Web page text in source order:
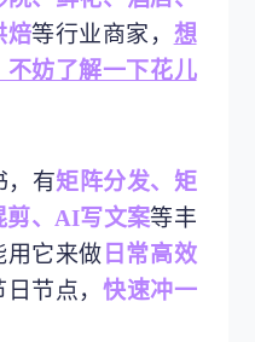
焙等行业商家， 想
妨了解一下花儿
，有矩阵分发、矩
剪、AI写文案等丰
用它来做 日常高效
节点， 快速冲一